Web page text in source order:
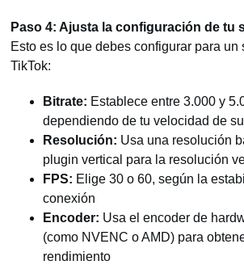
Paso 4: Ajusta la configuración de tu
Esto es lo que debes configurar para un
TikTok:
Bitrate: Establece entre 3.000 y
dependiendo de tu velocidad de
Resolución: Usa una resolución
plugin vertical para la resolución
FPS: Elige 30 o 60, según la
conexión
Encoder: Usa el encoder de
(como NVENC o AMD) para
rendimiento